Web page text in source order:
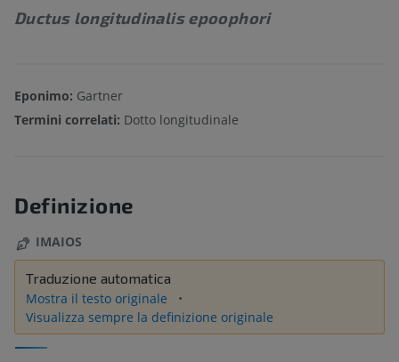
Ductus longitudinalis epoophori
Eponimo: Gartner
Termini correlati: Dotto longitudinale
Definizione
IMAIOS
Traduzione automatica
Mostra il testo originale
Visualizza sempre la definizione originale